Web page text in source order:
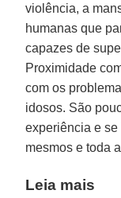
violência, a
humanas que
capazes de
Proximidade
com os
idosos. São
experiência e
mesmos e toda
Leia mais